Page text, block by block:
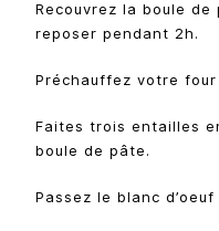
Recouvrez la boule
reposer pendant 2h.
Préchauffez votre four
Faites trois entailles
boule de pâte.
Passez le blanc